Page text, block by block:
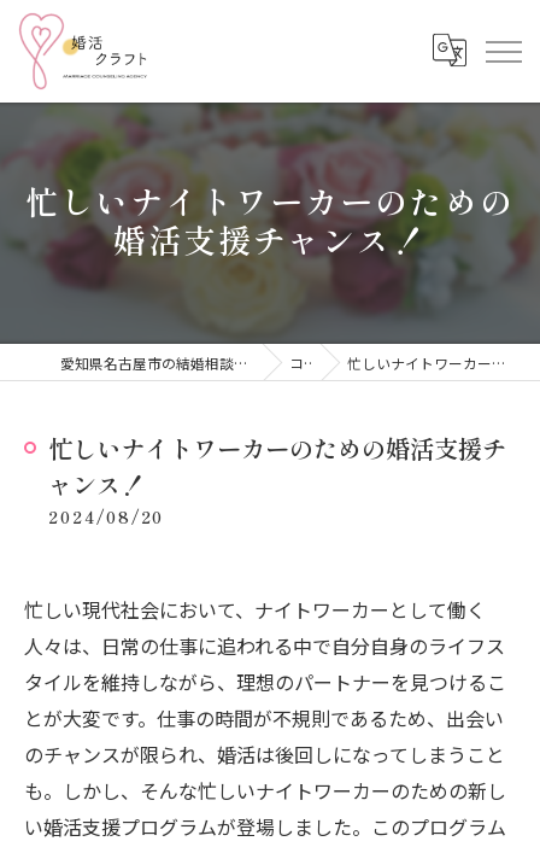
忙しいナイトワーカーのための
婚活支援チャンス！
愛知県名古屋市の結婚相談所なら結婚相談所 婚活クラフト コラム 忙しいナイトワーカーのための婚活支援チャンス！
忙しいナイトワーカーのための婚活支援チ
ャンス！
2024/08/20
忙しい現代社会において、ナイトワーカーとして働く
人々は、日常の仕事に追われる中で自分自身のライフス
タイルを維持しながら、理想のパートナーを見つけるこ
とが大変です。仕事の時間が不規則であるため、出会い
のチャンスが限られ、婚活は後回しになってしまうこと
も。しかし、そんな忙しいナイトワーカーのための新し
い婚活支援プログラムが登場しました。このプログラム